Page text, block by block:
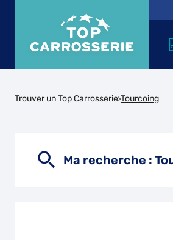
Trouver un Top Carrosserie Tourcoing
Ma recherche :